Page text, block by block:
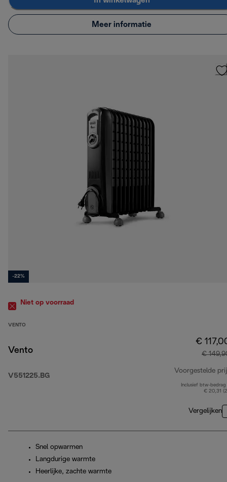
Meer informatie
-22%
Niet op voorraad
VENTO
Vento
V551225.BG
€
€
Voorgestelde
Inclusief btw-bedrag
€ 20,31
Vergelijken
Snel opwarmen
Langdurige warmte
Heerlijke, zachte warmte